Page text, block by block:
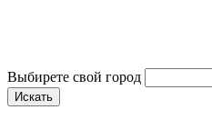
Выбирете свой город
Искать